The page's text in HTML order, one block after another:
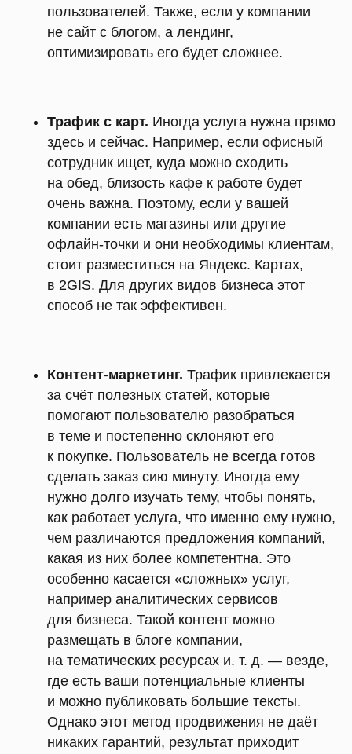
пользователей. Также, если у компании
не сайт с блогом, а лендинг,
оптимизировать его будет сложнее.
Трафик с карт. Иногда услуга нужна прямо
здесь и сейчас. Например, если офисный
сотрудник ищет, куда можно сходить
на обед, близость кафе к работе будет
очень важна. Поэтому, если у вашей
компании есть магазины или другие
офлайн-точки и они необходимы клиентам,
стоит разместиться на Яндекс. Картах,
в 2GIS. Для других видов бизнеса этот
способ не так эффективен.
Контент-маркетинг. Трафик привлекается
за счёт полезных статей, которые
помогают пользователю разобраться
в теме и постепенно склоняют его
к покупке. Пользователь не всегда готов
сделать заказ сию минуту. Иногда ему
нужно долго изучать тему, чтобы понять,
как работает услуга, что именно ему нужно,
чем различаются предложения компаний,
какая из них более компетентна. Это
особенно касается «сложных» услуг,
например аналитических сервисов
для бизнеса. Такой контент можно
размещать в блоге компании,
на тематических ресурсах и. т. д. — везде,
где есть ваши потенциальные клиенты
и можно публиковать большие тексты.
Однако этот метод продвижения не даёт
никаких гарантий, результат приходит